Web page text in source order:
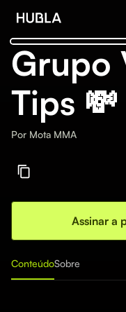
Grupo
Tips 💸
Por Mota MMA
Assinar a
ConteúdoSobre